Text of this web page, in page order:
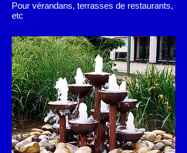
Pour vérandans, terrasses de restaurants,
etc